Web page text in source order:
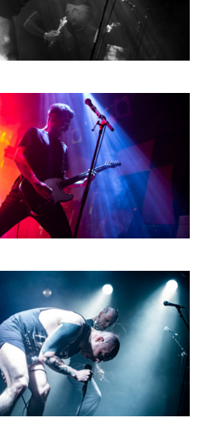
1982
1980
1979